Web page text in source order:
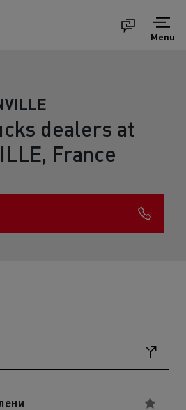
Menu
dealers at
France